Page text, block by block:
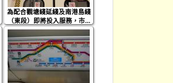
為配合觀塘綫延綫及南港島綫
（東段）即將投入服務，市...